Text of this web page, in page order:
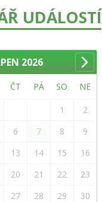
UDÁLOSTÍ
2026
ČT PÁ SO NE
1
2
6 7 8
9
13 14 15
16
20 21 22
23
27 28 29
30